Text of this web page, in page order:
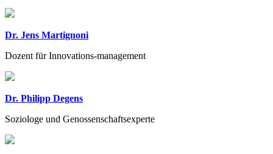
Dr. Jens Martignoni
Dozent für Innovations-management
Dr. Philipp Degens
Soziologe und Genossenschaftsexperte